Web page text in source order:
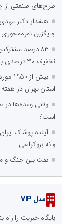
طرح‌های صنعتی از
هشدار دکتر
جایگزین نمره‌محوری
۸۳ درصد
تخفیف ۳۰ درصدی به ۷۲۲ هزار مشترک تهرانی
بیش
استان تهران در
وقتی وعده‌ها در
است؟
آینده پوشاک
و نه بروکراسی
نفت بین جنگ و
مدل VIP
پایگاه خبریت را راه